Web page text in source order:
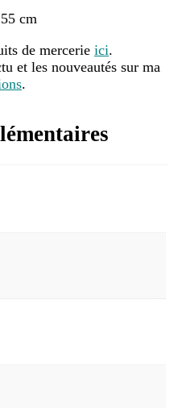
cm
de mercerie ici.
et les nouveautés sur ma
.